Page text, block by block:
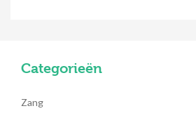
Categorieën
Zang